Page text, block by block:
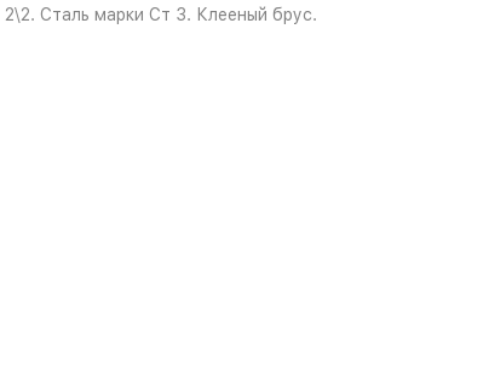
Сталь марки Ст 3. Клееный брус.